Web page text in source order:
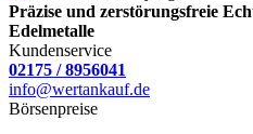
Präzise und zerstörungsfreie
Edelmetalle
Kundenservice
02175 / 8956041
info@wertankauf.de
Börsenpreise